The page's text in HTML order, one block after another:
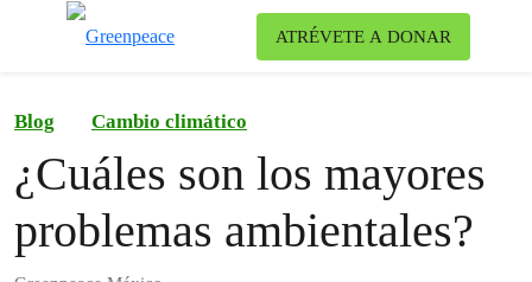
ATRÉVETE A DONAR
Blog Cambio climático
¿Cuáles son los mayores
problemas ambientales?